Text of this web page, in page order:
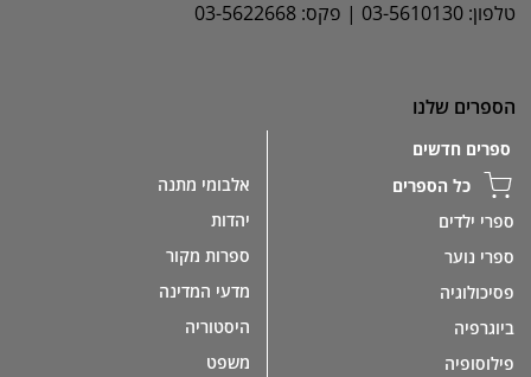
טלפון: 03-5610130 | פקס: 03-5622668
הספרים שלנו
ספרים חדשים
כל הספרים
ספרי ילדים
ספרי נוער
פסיכולוגיה
ביוגרפיה
פילוסופיה
אלבומי מתנה
יהדות
ספרות מקור
מדעי המדינה
היסטוריה
משפט